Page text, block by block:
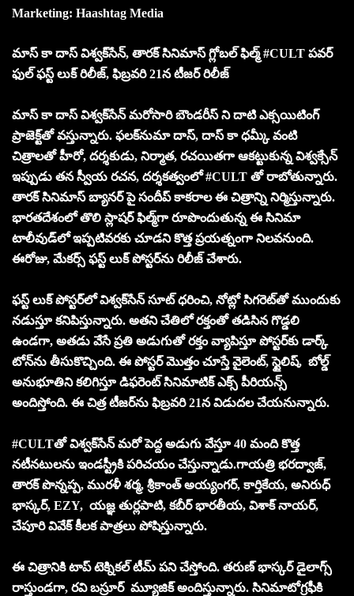
Marketing: Haashtag Media
మాస్ కా దాస్ విశ్వక్‌సేన్, తారక్ సినిమాస్ గ్లోబల్ ఫిల్మ్ #CULT పవర్
ఫుల్ ఫస్ట్ లుక్ రిలీజ్, ఫిబ్రవరి 21న టీజర్ రిలీజ్
మాస్ కా దాస్ విశ్వక్‌సేన్ మరోసారి బౌండరీస్ ని దాటి ఎక్సయిటింగ్
ప్రాజెక్ట్‌తో వస్తున్నారు. ఫలక్‌నుమా దాస్, దాస్ కా ధమ్కీ వంటి
చిత్రాలతో హీరో, దర్శకుడు, నిర్మాత, రచయితగా ఆకట్టుకున్న విశ్వక్సేన్
ఇప్పుడు తన స్వీయ రచన, దర్శకత్వంలో #CULT తో రాబోతున్నారు.
తారక్ సినిమాస్ బ్యానర్ పై సందీప్ కాకరాల ఈ చిత్రాన్ని నిర్మిస్తున్నారు.
భారతదేశంలో తొలి స్లాషర్ ఫిల్మ్‌గా రూపొందుతున్న ఈ సినిమా
టాలీవుడ్‌లో ఇప్పటివరకు చూడని కొత్త ప్రయత్నంగా నిలవనుంది.
ఈరోజు, మేకర్స్ ఫస్ట్ లుక్ పోస్టర్‌ను రిలీజ్ చేశారు.
ఫస్ట్ లుక్ పోస్టర్‌లో విశ్వక్‌సేన్ సూట్ ధరించి, నోట్లో సిగరెట్‌తో ముందుకు
నడుస్తూ కనిపిస్తున్నారు. అతని చేతిలో రక్తంతో తడిసిన గొడ్డలి
ఉండగా, అతడు వేసే ప్రతి అడుగుతో రక్తం వ్యాపిస్తూ పోస్టర్‌కు డార్క్
టోన్‌ను తీసుకొచ్చింది. ఈ పోస్టర్ మొత్తం చూస్తే వైలెంట్, స్టైలిష్, బోల్డ్
అనుభూతిని కలిగిస్తూ డిఫరెంట్ సినిమాటిక్ ఎక్స్ పీరియన్స్
అందిస్తోంది. ఈ చిత్ర టీజర్‌ను ఫిబ్రవరి 21న విడుదల చేయనున్నారు.
#CULTతో విశ్వక్‌సేన్ మరో పెద్ద అడుగు వేస్తూ 40 మంది కొత్త
నటీనటులను ఇండస్ట్రీకి పరిచయం చేస్తున్నాడు.గాయత్రి భరద్వాజ్,
తారక్ పొన్నప్ప, మురళీ శర్మ, శ్రీకాంత్ అయ్యంగర్, కార్తికేయ, అనిరుధ్
భాస్కర్, EZY, యజ్ఞ తుర్లపాటి, కబీర్ భారతీయ, విశాక్ నాయర్,
చేపూరి వివేక్ కీలక పాత్రలు పోషిస్తున్నారు.
ఈ చిత్రానికి టాప్ టెక్నికల్ టీమ్ పని చేస్తోంది. తరుణ్ భాస్కర్ డైలాగ్స్
రాస్తుండగా, రవి బస్రూర్ మ్యూజిక్‌ అందిస్తున్నారు. సినిమాటోగ్రఫీకి